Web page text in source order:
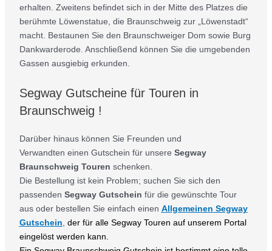
erhalten. Zweitens befindet sich in der Mitte des Platzes die
berühmte Löwenstatue, die Braunschweig zur „Löwenstadt“
macht. Bestaunen Sie den Braunschweiger Dom sowie Burg
Dankwarderode. Anschließend können Sie die umgebenden
Gassen ausgiebig erkunden.
Segway Gutscheine für Touren in
Braunschweig !
Darüber hinaus können Sie Freunden und
Verwandten einen Gutschein für unsere Segway
Braunschweig Touren schenken.
Die Bestellung ist kein Problem; suchen Sie sich den
passenden Segway Gutschein für die gewünschte Tour
aus oder bestellen Sie einfach einen Allgemeinen Segway
Gutschein der für alle Segway Touren auf unserem Portal
eingelöst werden kann.